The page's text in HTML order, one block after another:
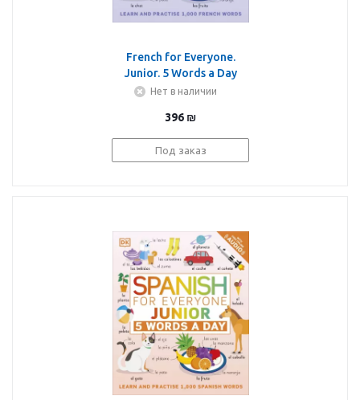
French for Everyone.
Junior. 5 Words a Day
Нет в наличии
396 ₪
Под заказ